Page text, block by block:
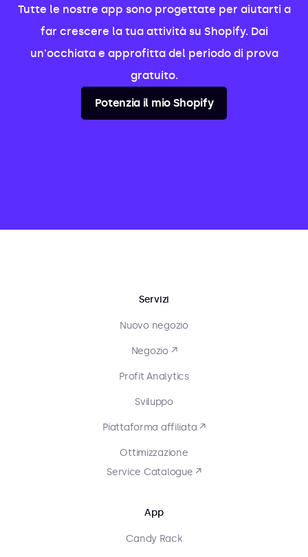
Tutte le nostre app sono progettate per aiutarti a
far crescere la tua attività su Shopify. Dai
un'occhiata e approfitta del periodo di prova
gratuito.
Potenzia il mio Shopify
Servizi
Nuovo negozio
Negozio ↗
Profit Analytics
Sviluppo
Piattaforma affiliata ↗
Ottimizzazione
Service Catalogue ↗
App
Candy Rack